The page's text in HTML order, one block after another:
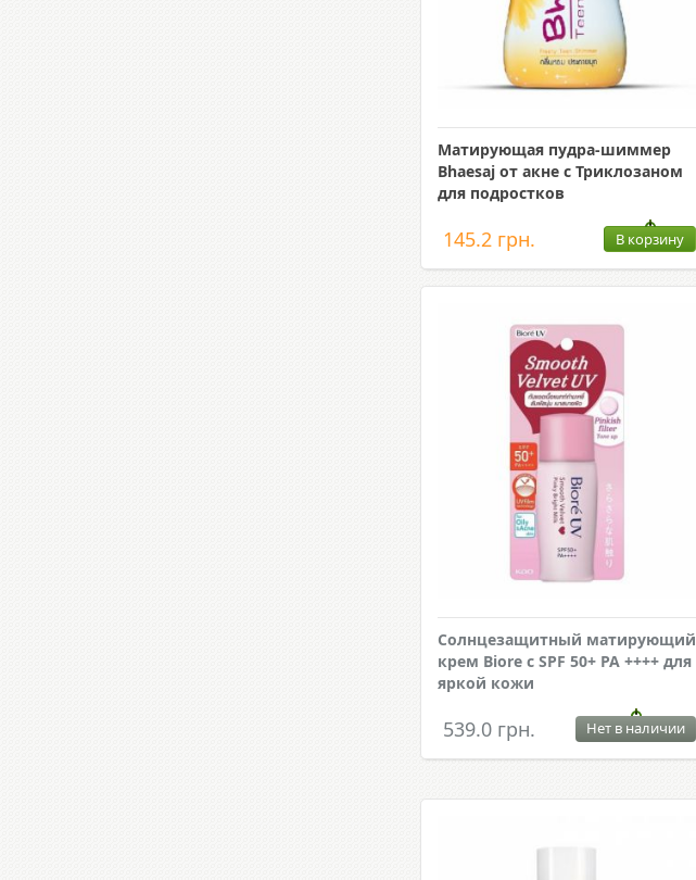
Матирующая пудра-шиммер
Bhaesaj от акне с Триклозаном
для подростков
145.2 грн. В корзину
Солнцезащитный матирующий
крем Biore с SPF 50+ PA ++++ для
яркой кожи
539.0 грн. Нет в наличии